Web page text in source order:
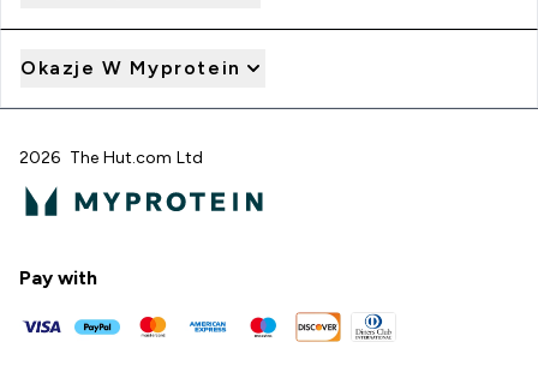
Okazje W Myprotein
2026 The Hut.com Ltd
Pay with